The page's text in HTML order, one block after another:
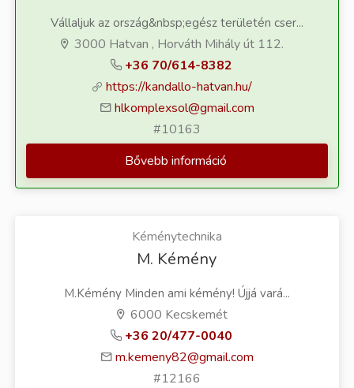
Vállaljuk az ország&nbsp;egész területén cser...
3000 Hatvan , Horváth Mihály út 112.
+36 70/614-8382
https://kandallo-hatvan.hu/
hlkomplexsol@gmail.com
#10163
Bővebb információ
Kéménytechnika
M. Kémény
M.Kémény Minden ami kémény! Újjá vará...
6000 Kecskemét
+36 20/477-0040
m.kemeny82@gmail.com
#12166